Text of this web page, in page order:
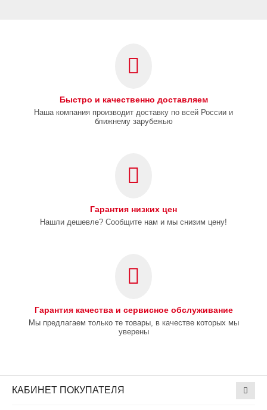
Быстро и качественно доставляем
Наша компания производит доставку по всей России и
ближнему зарубежью
Гарантия низких цен
Нашли дешевле? Сообщите нам и мы снизим цену!
Гарантия качества и сервисное обслуживание
Мы предлагаем только те товары, в качестве которых мы
уверены
КАБИНЕТ ПОКУПАТЕЛЯ